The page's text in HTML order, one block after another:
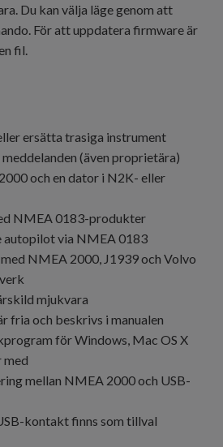
Du kan välja läge genom att
För att uppdatera firmware är
fil.
ersätta trasiga instrument
(även proprietära)
och en dator i N2K- eller
NMEA 0183-produkter
autopilot via NMEA 0183
NMEA 2000, J1939 och Volvo
mjukvara
fria och beskrivs i manualen
för Windows, Mac OS X
med
mellan NMEA 2000 och USB-
kontakt finns som tillval